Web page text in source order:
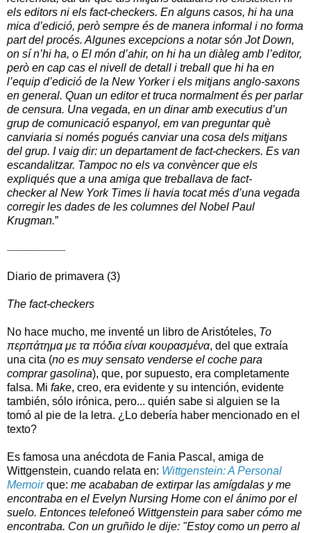
els editors ni els fact-checkers. En alguns casos, hi ha una
mica d’edició, però sempre és de manera informal i no forma
part del procés. Algunes excepcions a notar són Jot Down,
on sí n’hi ha, o El món d’ahir, on hi ha un diàleg amb l’editor,
però en cap cas el nivell de detall i treball que hi ha en
l’equip d’edició de la New Yorker i els mitjans anglo-saxons
en general. Quan un editor et truca normalment és per parlar
de censura. Una vegada, en un dinar amb executius d’un
grup de comunicació espanyol, em van preguntar què
canviaria si només pogués canviar una cosa dels mitjans
del grup. I vaig dir: un departament de fact-checkers. Es van
escandalitzar. Tampoc no els va convèncer que els
expliqués que a una amiga que treballava de fact-
checker al New York Times li havia tocat més d’una vegada
corregir les dades de les columnes del Nobel Paul
Krugman.”
----------------------------
Diario de primavera (3)
The fact-checkers
No hace mucho, me inventé un libro de Aristóteles, Το
περπάτημα με τα πόδια είναι κουρασμένα, del que extraía
una cita (no es muy sensato venderse el coche para
comprar gasolina), que, por supuesto, era completamente
falsa. Mi fake, creo, era evidente y su intención, evidente
también, sólo irónica, pero... quién sabe si alguien se la
tomó al pie de la letra. ¿Lo debería haber mencionado en el
texto?
Es famosa una anécdota de Fania Pascal, amiga de
Wittgenstein, cuando relata en: Wittgenstein: A Personal
Memoirque: me acababan de extirpar las amígdalas y me
encontraba en el Evelyn Nursing Home con el ánimo por el
suelo. Entonces telefoneó Wittgenstein para saber cómo me
encontraba. Con un gruñido le dije: "Estoy como un perro al